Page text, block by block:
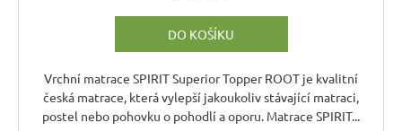
DO KOŠÍKU
Vrchní matrace SPIRIT Superior Topper ROOT je kvalitní
česká matrace, která vylepší jakoukoliv stávající matraci,
postel nebo pohovku o pohodlí a oporu. Matrace SPIRIT...